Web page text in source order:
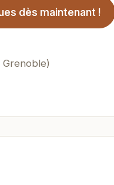
dès maintenant !